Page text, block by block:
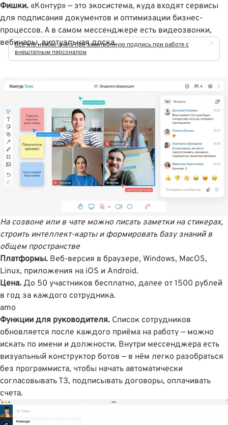
Фишки. «Контур» — это экосистема, куда входят сервисы
для подписания документов и оптимизации бизнес-
процессов. А в самом мессенджере есть видеозвонки,
вебинары, виртуальная доска.
Всё что нужно знать про электронную подпись при работе с
внештатным персоналом
На созвоне или в чате можно писать заметки на стикерах,
строить интеллект-карты и формировать базу знаний в
общем пространстве
Платформы. Веб-версия в браузере, Windows, MacOS,
Linux, приложения на iOS и Android.
Цена. До 50 участников бесплатно, далее от 1500 рублей
в год за каждого сотрудника.
amo
Функции для руководителя. Список сотрудников
обновляется после каждого приёма на работу — можно
искать по имени и должности. Внутри мессенджера есть
визуальный конструктор ботов — в нём легко разобраться
без программиста, чтобы начать автоматически
согласовывать ТЗ, подписывать договоры, оплачивать
счета.